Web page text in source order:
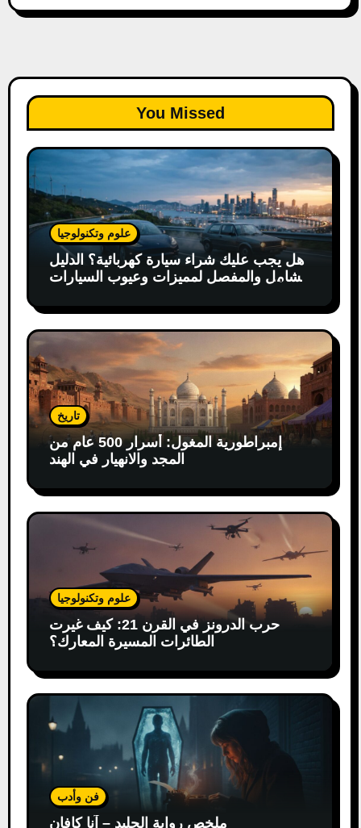
You Missed
علوم وتكنولوجيا
هل يجب عليك شراء سيارة كهربائية؟ الدليل
الشامل والمفصل لمميزات وعيوب السيارات
تاريخ
إمبراطورية المغول: أسرار 500 عام من
المجد والانهيار في الهند
علوم وتكنولوجيا
حرب الدرونز في القرن 21: كيف غيرت
الطائرات المسيرة المعارك؟
فن وأدب
ملخص رواية الجليد – آنا كافان